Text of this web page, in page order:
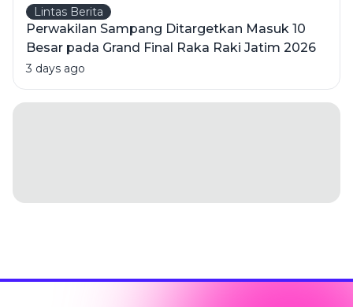
Lintas Berita
Perwakilan Sampang Ditargetkan Masuk 10
Besar pada Grand Final Raka Raki Jatim 2026
3 days ago